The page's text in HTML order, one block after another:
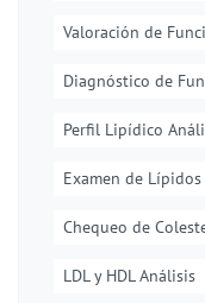
Valoración de
Diagnóstico de
Perfil Lipídico
Examen de
Chequeo de
LDL y HDL Análisis